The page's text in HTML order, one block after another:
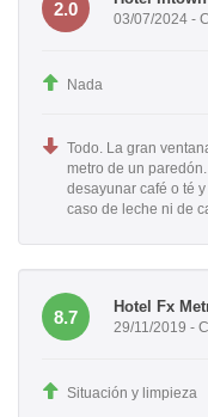
2.0 03/07/2024 -
Nada
Todo. La gran
metro de un
desayunar café o té
caso de leche ni de
8.7
Hotel Fx
29/11/2019 -
Situación y limpieza